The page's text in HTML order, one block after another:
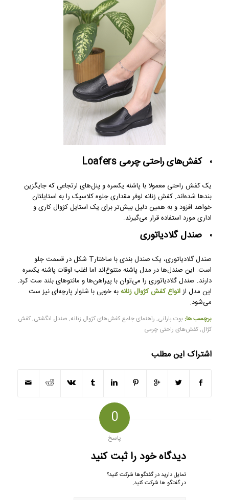
کفش‌های راحتی چرمی Loafers
یک کفش راحتی معمولا با پاشنه یکسره و پنل‌های ارتجاعی که جایگزین
بندها شده‌اند. کفش‌ زنانه لوفر مقداری جلوه کلاسیک را به استایلتان
خواهد افزود و به همین دلیل بیش‌تر برای یک استایل کژوال کاری و
اداری مورد استفاده قرار می‌گیرند.
صندل گلادیاتوری
صندل گلادیاتوری، یک صندل بندی با ساختارT شکل در قسمت جلو
است. این صندل‌ها در مدل پاشنه متنوع‌اند اما اغلب اوقات پاشنه یکسره
دارند. صندل گلادیاتوری را می‌توان با پیراهن‌ها و مانتوهای بلند ست کرد.
این مدل ازانواع کفش کژوال زنانهبه خوبی با شلوار پارچه‌ای نیز ست
می‌شود.
برچسب ها: بوت بارانی, راهنمای جامع کفش‌های کژوال زنانه, صندل انگشتی,کفش
کژال,کفش‌های راحتی چرمی
اشتراک این مطلب
0
پاسخ
دیدگاه خود را ثبت کنید
تمایل دارید در گفتگوها شرکت کنید؟
در گفتگو ها شرکت کنید.